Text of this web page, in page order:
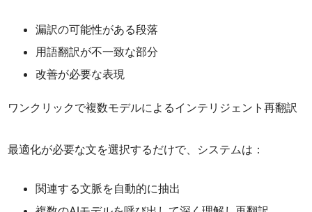
漏訳の可能性がある段落
用語翻訳が不一致な部分
改善が必要な表現
ワンクリックで複数モデルによるインテリジェント再翻訳
最適化が必要な文を選択するだけで、システムは：
関連する文脈を自動的に抽出